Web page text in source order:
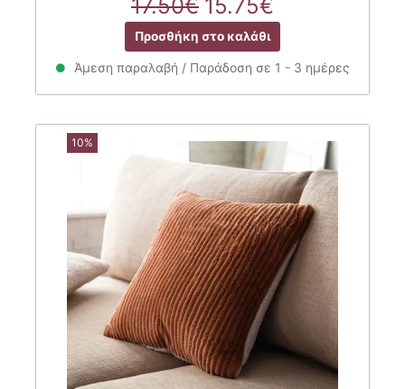
17.50€
price
was:
17.50€.
15.75€
τρέχουσα
τιμή
είναι:
15.75€.
Προσθήκη στο καλάθι
Άμεση παραλαβή / Παράδοση σε 1 - 3 ημέρες
10%